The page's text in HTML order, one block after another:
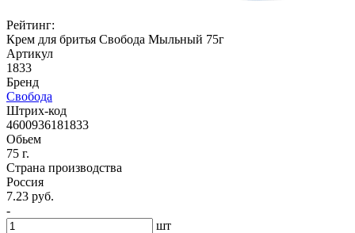
Рейтинг:
Крем для бритья Свобода Мыльный 75г
Артикул
1833
Бренд
Свобода
Штрих-код
4600936181833
Обьем
75 г.
Страна производства
Россия
7.23 руб.
-
шт